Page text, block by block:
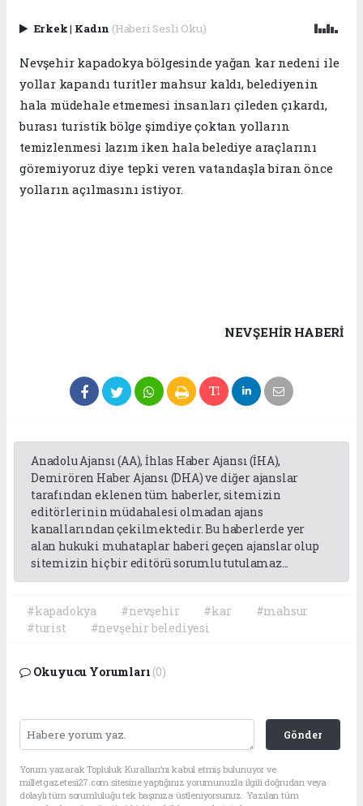
Erkek| Kadın (Haberi Sesli Oku)
Nevşehir kapadokya bölgesinde yağan kar nedeni ile
yollar kapandı turitler mahsur kaldı, belediyenin
hala müdehale etmemesi insanları çileden çıkardı,
burası turistik bölge şimdiye çoktan yolların
temizlenmesi lazım iken hala belediye araçlarını
göremiyoruz diye tepki veren vatandaşla biran önce
yolların açılmasını istiyor.
NEVŞEHIR HABERİ
Anadolu Ajansı (AA), İhlas Haber Ajansı (İHA),
Demirören Haber Ajansı (DHA) ve diğer ajanslar
tarafından eklenen tüm haberler, sitemizin
editörlerinin müdahalesi olmadan ajans
kanallarından çekilmektedir. Bu haberlerde yer
alan hukuki muhataplar haberi geçen ajanslar olup
sitemizin hiç bir editörü sorumlu tutulamaz...
#kapadokya #nevşehir #kar
#mahsur
#turist
#nevşehir belediyesi
Okuyucu Yorumları (0)
Gönder
Yorum yazarak Topluluk Kuralları’nı kabul etmiş bulunuyor ve
milletgazetesi27.com sitesine yaptığınız yorumunuzla ilgili doğrudan veya
dolaylı tüm sorumluluğu tek başınıza üstleniyorsunuz. Yazılan tüm